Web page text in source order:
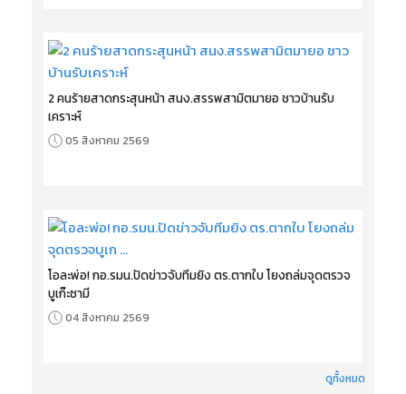
2 คนร้ายสาดกระสุนหน้า สนง.สรรพสามิตมายอ ชาวบ้านรับ
เคราะห์
05 สิงหาคม 2569
โอละพ่อ! กอ.รมน.ปัดข่าวจับทีมยิง ตร.ตากใบ โยงถล่มจุดตรวจ
บูเก๊ะซามี
04 สิงหาคม 2569
ดูทั้งหมด